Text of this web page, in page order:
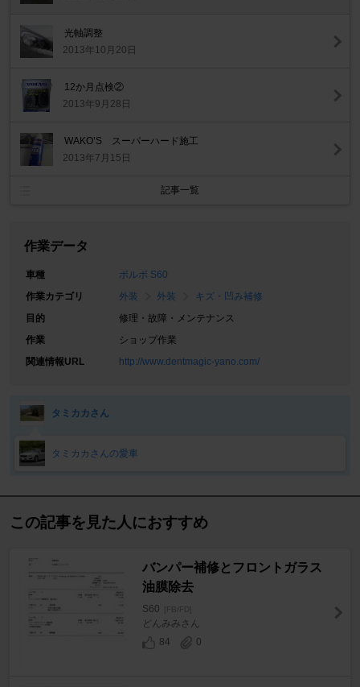
光軸調整
2013年10月20日
12か月点検②
2013年9月28日
WAKO’S スーパーハード施工
2013年7月15日
記事一覧
作業データ
車種
ボルボ S60
作業カテゴリ
外装 外装
キズ・凹み補修
目的
修理・故障・メンテナンス
作業
ショップ作業
関連情報URL
http://www.dentmagic-yano.com/
タミカカさん
タミカカさんの愛車
この記事を見た人におすすめ
バンパー補修とフロントガラス
油膜除去
S60 [FB/FD]
どんみみさん
84
0